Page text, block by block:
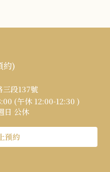
約)
三段137號
(午休 12:00-12:30 )
日 公休
預約